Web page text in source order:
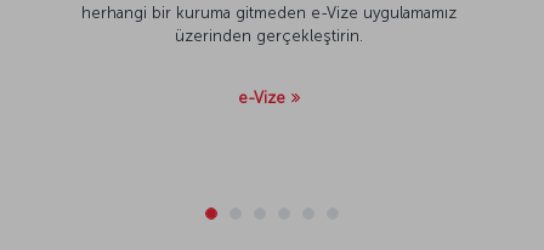
herhangi bir kuruma gitmeden e-Vize uygulamamız
üzerinden gerçekleştirin.
e-Vize